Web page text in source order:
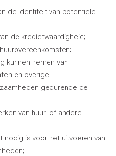
de identiteit van potentiele
de kredietwaardigheid;
kunnen nemen van
en overige
gedurende de
van huur- of andere
nodig is voor het uitvoeren van